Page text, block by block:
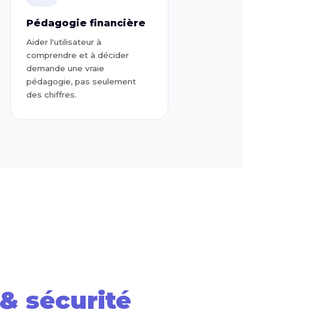
Pédagogie financière
Aider l'utilisateur à
comprendre et à décider
demande une vraie
pédagogie, pas seulement
des chiffres.
sécurité